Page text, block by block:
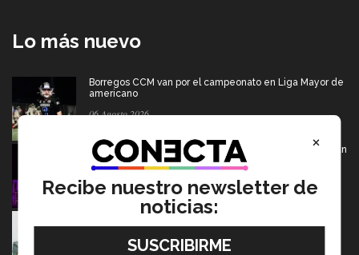
Lo más nuevo
Borregos CCM van por el campeonato en Liga Mayor de
americano
06 Agosto 2026
De PrepaTec Qro al mundo: el escenario donde nació un
gran sueño
Tec y UT Austin buscan "devolver la voz" a
hispanohablantes con afasia
05 Agosto 2026
×
Recibe nuestro newsletter de
noticias: